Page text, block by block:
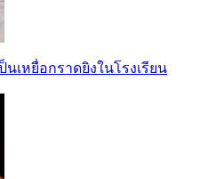
เหยื่อกราดยิงในโรงเรียน